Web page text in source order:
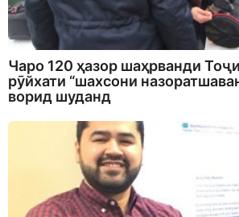
Чаро 120 ҳазор шаҳрванди
рӯйхати “шахсони
ворид шуданд